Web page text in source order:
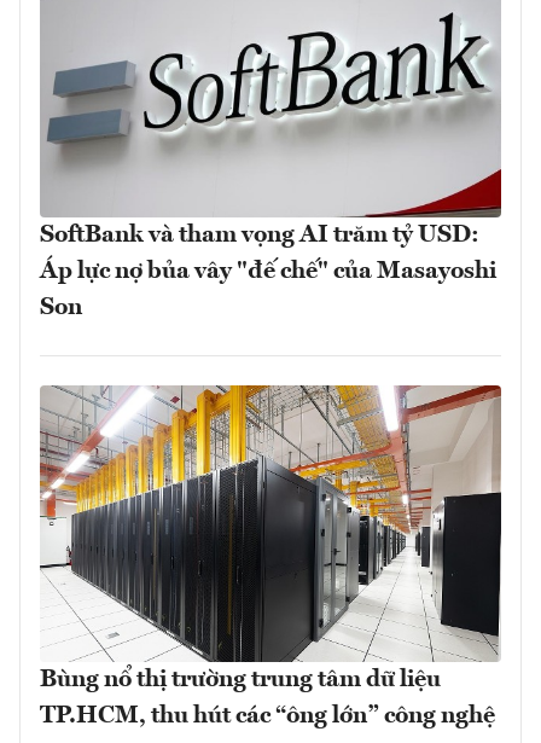
SoftBank và tham vọng AI trăm tỷ USD:
Áp lực nợ bủa vây "đế chế" của Masayoshi
Son
Bùng nổ thị trường trung tâm dữ liệu
TP.HCM, thu hút các “ông lớn” công nghệ